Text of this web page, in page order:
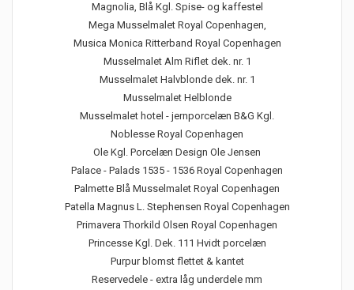
Magnolia, Blå Kgl. Spise- og kaffestel
Mega Musselmalet Royal Copenhagen,
Musica Monica Ritterband Royal Copenhagen
Musselmalet Alm Riflet dek. nr. 1
Musselmalet Halvblonde dek. nr. 1
Musselmalet Helblonde
Musselmalet hotel - jernporcelæn B&G Kgl.
Noblesse Royal Copenhagen
Ole Kgl. Porcelæn Design Ole Jensen
Palace - Palads 1535 - 1536 Royal Copenhagen
Palmette Blå Musselmalet Royal Copenhagen
Patella Magnus L. Stephensen Royal Copenhagen
Primavera Thorkild Olsen Royal Copenhagen
Princesse Kgl. Dek. 111 Hvidt porcelæn
Purpur blomst flettet & kantet
Reservedele - extra låg underdele mm